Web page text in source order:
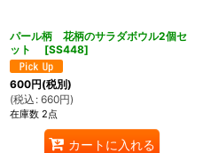
パール柄 花柄のサラダボウル2個セ
ット
[SS448]
600円(税別)
(税込 : 660円)
在庫数 2点
カートに入れる